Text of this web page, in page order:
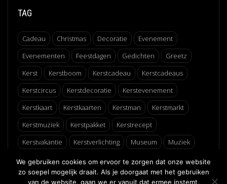
TAG
Cadeau Christmas Decoratie
Evenement
Evenementen
Feestdagen Gedichten
Greetz
Kerst
Kerstboom Kerstcadeau
Kerstcadeaus
Kerstcircus
Kerstdecoratie
Kerstevenement
Kerstkaart
Kerstkaarten Kerstman
Kerstmarkt
Kerstmuziek
Kerstpakket
Kerstrecept
Kerstvakantie
Kerstverlichting Museum
Muziek
Recept
Schaatsen Winter Winterfair
We gebruiken cookies om ervoor te zorgen dat onze website
zo soepel mogelijk draait. Als je doorgaat met het gebruiken
van de website, gaan we er vanuit dat ermee instemt.